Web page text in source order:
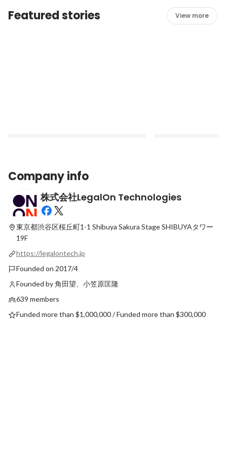
Featured stories View more
「一緒に働きたい」をもっと気軽に。『む
すびカード』が実現する体験を公開
Latest
AI時代の活躍人材に
Latest
Company info
株式会社LegalOn Technologies
東京都渋谷区桜丘町1-1 Shibuya Sakura Stage SHIBUYAタワー
19F
https://legalontech.jp
Founded on 2017/4
Founded by 角田望、小笠原匡隆
639 members
Funded more than $1,000,000 / Funded more than $300,000